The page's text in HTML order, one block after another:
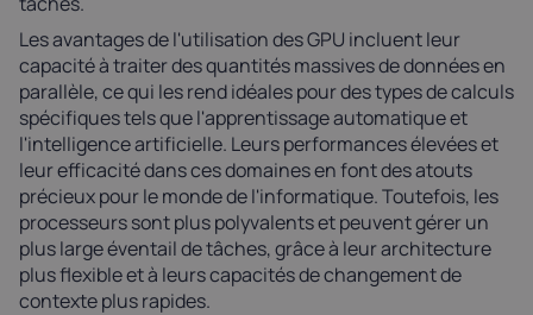
Les avantages de l'utilisation des GPU incluent leur
capacité à traiter des quantités massives de données en
parallèle, ce qui les rend idéales pour des types de calculs
spécifiques tels que l'apprentissage automatique et
l'intelligence artificielle. Leurs performances élevées et
leur efficacité dans ces domaines en font des atouts
précieux pour le monde de l'informatique. Toutefois, les
processeurs sont plus polyvalents et peuvent gérer un
plus large éventail de tâches, grâce à leur architecture
plus flexible et à leurs capacités de changement de
contexte plus rapides.